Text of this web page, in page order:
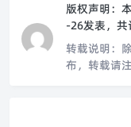
版权声明：
-26发表，共
转载说明：
布，转载请